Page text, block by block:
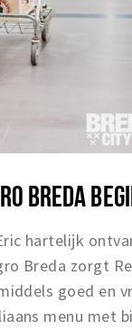
BREDA
hartelijk
Breda zorgt
goed en
menu met